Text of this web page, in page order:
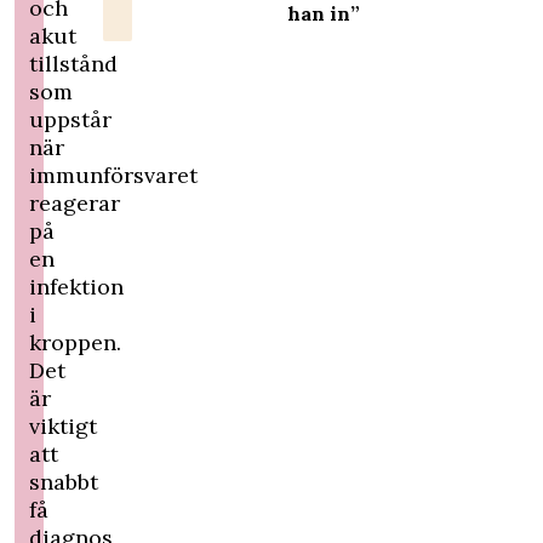
och
akut
tillstånd
som
uppstår
när
immunförsvaret
reagerar
på
en
infektion
i
kroppen.
Det
är
viktigt
att
snabbt
få
diagnos
han in”